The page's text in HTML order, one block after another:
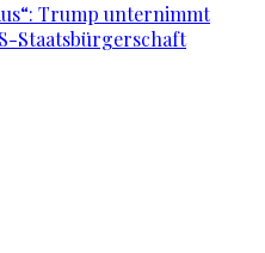
Trump unternimmt
Staatsbürgerschaft